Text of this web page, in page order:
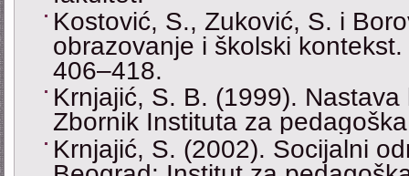
Kostović, S., Zuković, S. i
obrazovanje i školski
406–418.
Krnjajić, S. B. (1999).
Zbornik Instituta za
Krnjajić, S. (2002). Socijalni